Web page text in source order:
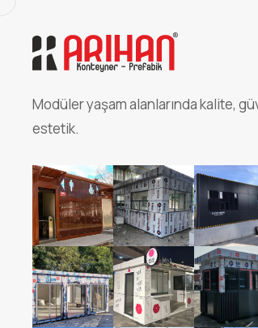
Modüler yaşam alanlarında kalite,
estetik.